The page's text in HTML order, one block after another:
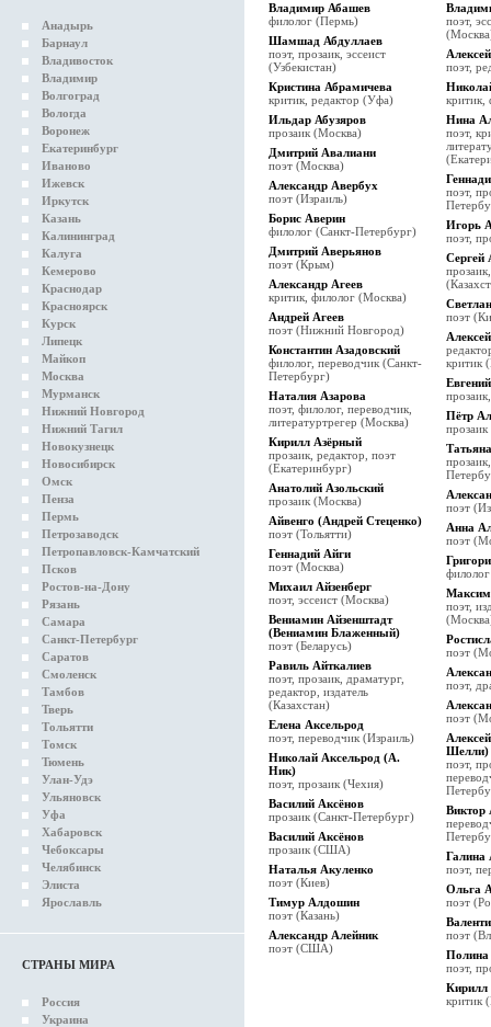
Анадырь
Барнаул
Владивосток
Владимир
Волгоград
Вологда
Воронеж
Екатеринбург
Иваново
Ижевск
Иркутск
Казань
Калининград
Калуга
Кемерово
Краснодар
Красноярск
Курск
Липецк
Майкоп
Москва
Мурманск
Нижний Новгород
Нижний Тагил
Новокузнецк
Новосибирск
Омск
Пенза
Пермь
Петрозаводск
Петропавловск-Камчатский
Псков
Ростов-на-Дону
Рязань
Самара
Санкт-Петербург
Саратов
Смоленск
Тамбов
Тверь
Тольятти
Томск
Тюмень
Улан-Удэ
Ульяновск
Уфа
Хабаровск
Чебоксары
Челябинск
Элиста
Ярославль
СТРАНЫ МИРА
Россия
Украина
Владимир Абашев
филолог (Пермь)
Шамшад Абдуллаев
поэт, прозаик, эссеист
(Узбекистан)
Кристина Абрамичева
критик, редактор (Уфа)
Ильдар Абузяров
прозаик (Москва)
Дмитрий Авалиани
поэт (Москва)
Александр Авербух
поэт (Израиль)
Борис Аверин
филолог (Санкт-Петербург)
Дмитрий Аверьянов
поэт (Крым)
Александр Агеев
критик, филолог (Москва)
Андрей Агеев
поэт (Нижний Новгород)
Константин Азадовский
филолог, переводчик (Санкт-
Петербург)
Наталия Азарова
поэт, филолог, переводчик,
литературтрегер (Москва)
Кирилл Азёрный
прозаик, редактор, поэт
(Екатеринбург)
Анатолий Азольский
прозаик (Москва)
Айвенго (Андрей Стеценко)
поэт (Тольятти)
Геннадий Айги
поэт (Москва)
Михаил Айзенберг
поэт, эссеист (Москва)
Вениамин Айзенштадт
(Вениамин Блаженный)
поэт (Беларусь)
Равиль Айткалиев
поэт, прозаик, драматург,
редактор, издатель
(Казахстан)
Елена Аксельрод
поэт, переводчик (Израиль)
Николай Аксельрод (А.
Ник)
поэт, прозаик (Чехия)
Василий Аксёнов
прозаик (Санкт-Петербург)
Василий Аксёнов
прозаик (США)
Наталья Акуленко
поэт (Киев)
Тимур Алдошин
поэт (Казань)
Александр Алейник
поэт (США)
поэт,
поэт,
критик,
Нина
поэт,
поэт,
Игорь
поэт,
Сергей
поэт
критик
Пётр
поэт
Анна
поэт
поэт,
поэт
поэт,
поэт
Шелли)
поэт,
Виктор
Галина
поэт,
Ольга
поэт
поэт
Полина
поэт,
Кирилл
критик